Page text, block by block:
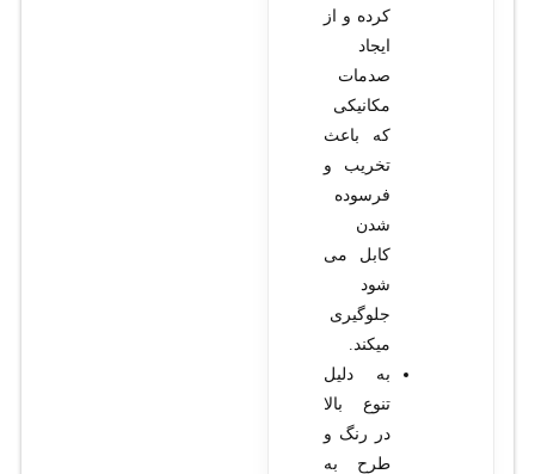
کرده و از
ایجاد
صدمات
مکانیکی
که باعث
تخریب و
فرسوده
شدن
کابل می
شود
جلوگیری
میکند.
به دلیل
تنوع بالا
در رنگ و
طرح به